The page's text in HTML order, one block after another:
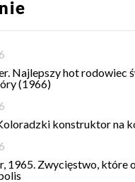
Najlepszy hot rodowiec
(1966)
konstruktor na
1965. Zwycięstwo, które